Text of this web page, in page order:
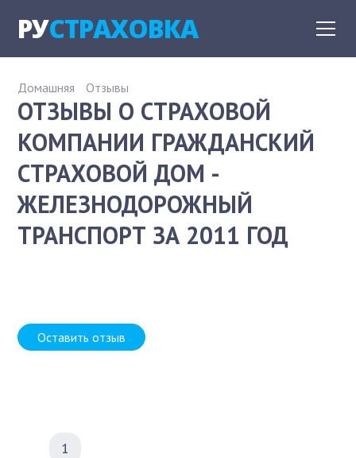
РУСТРАХОВКА
Домашняя Отзывы
ОТЗЫВЫ О СТРАХОВОЙ
КОМПАНИИ ГРАЖДАНСКИЙ
СТРАХОВОЙ ДОМ -
ЖЕЛЕЗНОДОРОЖНЫЙ
ТРАНСПОРТ ЗА 2011 ГОД
Оставить отзыв
1